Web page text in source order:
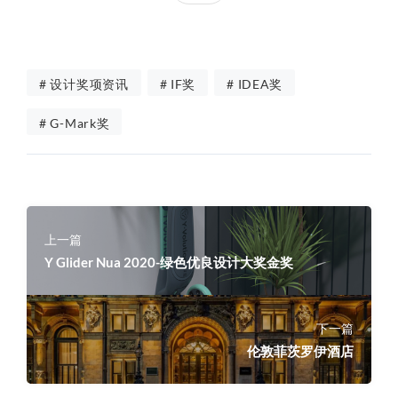
# 设计奖项资讯 # IF奖 # IDEA奖
# G-Mark奖
上一篇
Y Glider Nua 2020-绿色优良设计大奖金奖
下一篇
伦敦菲茨罗伊酒店